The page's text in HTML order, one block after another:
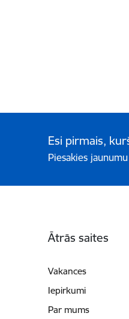
Esi pirmais,
Piesakies
Ātrās saites
Vakances
Iepirkumi
Par mums